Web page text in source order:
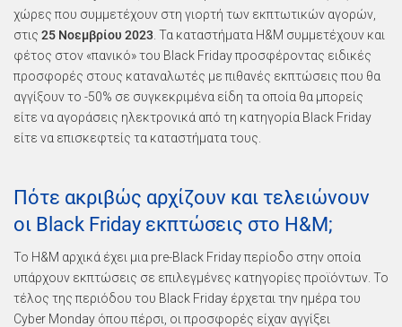
χώρες που συμμετέχουν στη γιορτή των εκπτωτικών αγορών,
στις 25 Νοεμβρίου 2023 . Τα καταστήματα H&M συμμετέχουν και
φέτος στον «πανικό» του Black Friday προσφέροντας ειδικές
προσφορές στους καταναλωτές με πιθανές εκπτώσεις που θα
αγγίξουν το -50% σε συγκεκριμένα είδη τα οποία θα μπορείς
είτε να αγοράσεις ηλεκτρονικά από τη κατηγορία Black Friday
είτε να επισκεφτείς τα καταστήματα τους.
Πότε ακριβώς αρχίζουν και τελειώνουν
οι Black Friday εκπτώσεις στο H&M;
Το H&M αρχικά έχει μια pre-Black Friday περίοδο στην οποία
υπάρχουν εκπτώσεις σε επιλεγμένες κατηγορίες προϊόντων. Το
τέλος της περιόδου του Black Friday έρχεται την ημέρα του
Cyber Monday όπου πέρσι, οι προσφορές είχαν αγγίξει